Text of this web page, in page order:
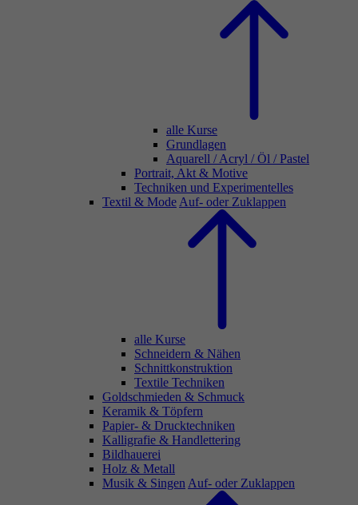
alle Kurse
Grundlagen
Aquarell / Acryl / Öl / Pastel
Portrait, Akt & Motive
Techniken und Experimentelles
Textil & Mode Auf- oder Zuklappen
alle Kurse
Schneidern & Nähen
Schnittkonstruktion
Textile Techniken
Goldschmieden & Schmuck
Keramik & Töpfern
Papier- & Drucktechniken
Kalligrafie & Handlettering
Bildhauerei
Holz & Metall
Musik & Singen Auf- oder Zuklappen